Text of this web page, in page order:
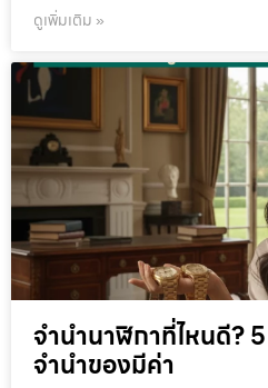
ดูเพิ่มเติม »
จำนำนาฬิกาที่ไหนดี?
จำนำของมีค่า